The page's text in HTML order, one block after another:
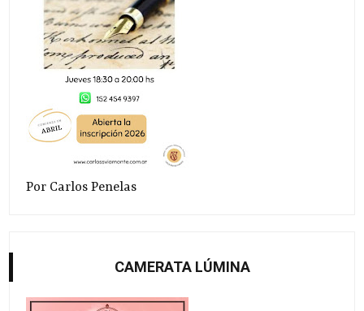
Por Carlos Penelas
CAMERATA LÚMINA